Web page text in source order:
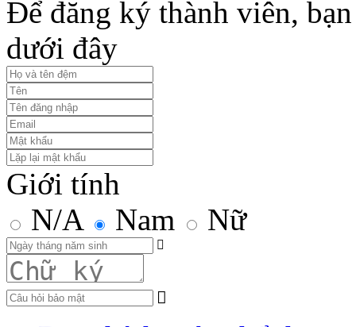
Để đăng ký thành viên,
dưới đây
Giới tính
N/A
Nam Nữ